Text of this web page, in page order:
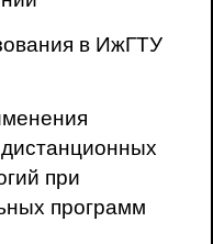
в ИжГТУ
при
программ